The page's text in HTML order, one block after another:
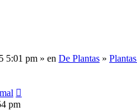
5:01 pm » en De Plantas »
pm